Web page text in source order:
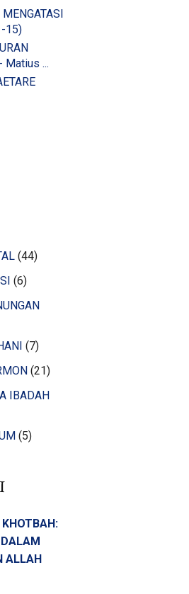
15)
Matius ...
(44)
(6)
(7)
(21)
IBADAH
(5)
ALLAH